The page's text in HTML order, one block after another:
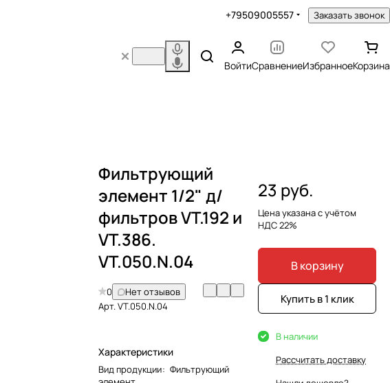
+79509005557 Заказать звонок
ВойтиСравнениеИзбранноеКорзина
Фильтрующий
элемент 1/2" д/
фильтров VT.192 и
VT.386.
VT.050.N.04
0
Нет отзывов
Арт.VT.050.N.04
Характеристики
Вид продукции: Фильтрующий
23 руб.
Цена указана с учётом
НДС 22%
В корзину
Купить в 1 клик
В наличии
Рассчитать доставку